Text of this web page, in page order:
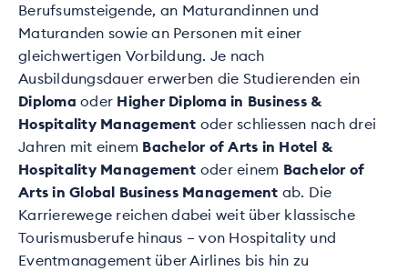
Berufsumsteigende, an Maturandinnen und
Maturanden sowie an Personen mit einer
gleichwertigen Vorbildung. Je nach
Ausbildungsdauer erwerben die Studierenden ein
Diploma oder Higher Diploma in Business &
Hospitality Management oder schliessen nach drei
Jahren mit einem Bachelor of Arts in Hotel &
Hospitality Management oder einem Bachelor of
Arts in Global Business Management ab. Die
Karrierewege reichen dabei weit über klassische
Tourismusberufe hinaus – von Hospitality und
Eventmanagement über Airlines bis hin zu